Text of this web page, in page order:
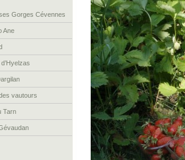
Gorges Cévennes
Ane
vautours
Tarn